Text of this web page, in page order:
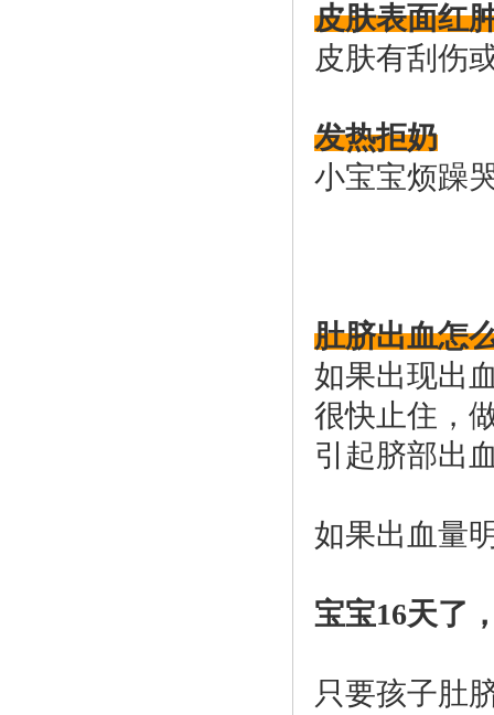
皮肤表面红
皮肤有刮伤
发热拒奶
小宝宝烦躁
肚脐出血怎
如果出现出
很快止住，
引起脐部出
如果出血量
宝宝16天了
只要孩子肚